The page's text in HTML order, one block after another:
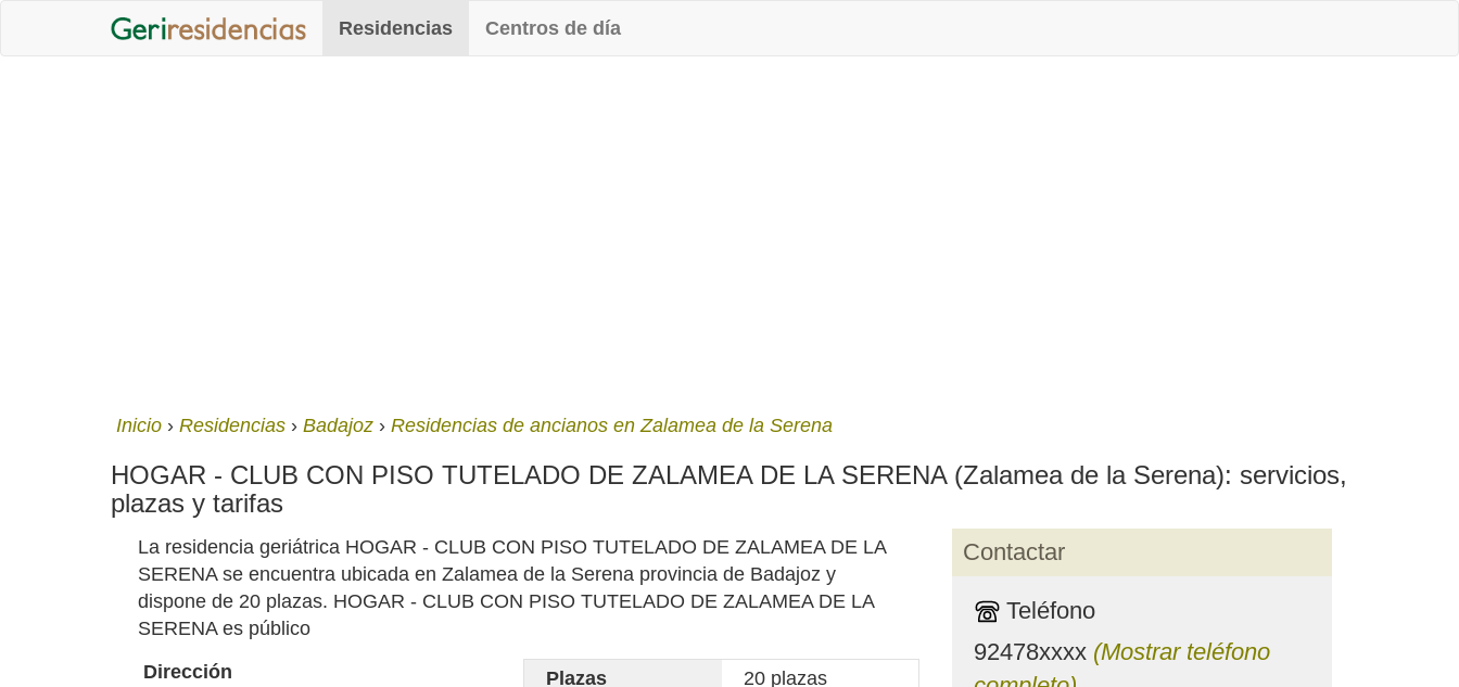
Residencias Centros de día
Inicio Residencias Badajoz Residencias de ancianos en Zalamea de la Serena
HOGAR - CLUB CON PISO TUTELADO DE ZALAMEA DE LA SERENA (Zalamea de la Serena): servicios,
plazas y tarifas
La residencia geriátrica HOGAR - CLUB CON PISO TUTELADO DE ZALAMEA DE LA
SERENA se encuentra ubicada en Zalamea de la Serena provincia de Badajoz y
dispone de 20 plazas. HOGAR - CLUB CON PISO TUTELADO DE ZALAMEA DE LA
SERENA es público
Dirección
Plazas
20 plazas
Contactar
Teléfono
92478xxxx (Mostrar teléfono